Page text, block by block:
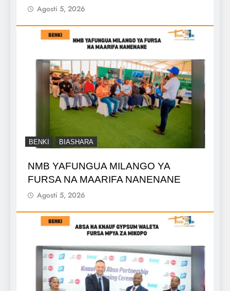
Agosti 5, 2026
BENKI BIASHARA
NMB YAFUNGUA MILANGO YA
FURSA NA MAARIFA NANENANE
Agosti 5, 2026